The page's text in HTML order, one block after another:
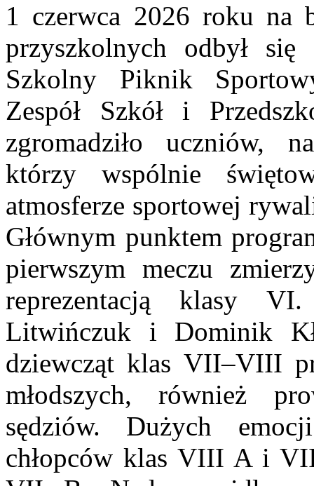
1 czerwca 2026 roku na
przyszkolnych odbył
Szkolny Piknik
Zespół Szkół i
zgromadziło uczniów,
którzy wspólnie
atmosferze sportowej
Głównym punktem
pierwszym meczu
reprezentacją klasy
Litwińczuk i Dominik
dziewcząt klas VII–VIII
młodszych, również
sędziów. Dużych
chłopców klas VIII A i